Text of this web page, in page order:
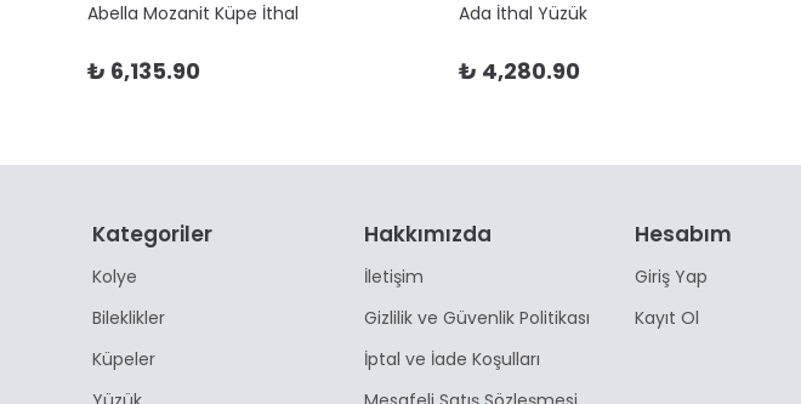
Abella Mozanit Küpe İthal
₺ 6,135.90
Ada İthal Yüzük
₺ 4,280.90
Kategoriler
Kolye
Bileklikler
Küpeler
Hakkımızda
İletişim
Gizlilik ve Güvenlik Politikası
İptal ve İade Koşulları
Hesabım
Giriş Yap
Kayıt Ol